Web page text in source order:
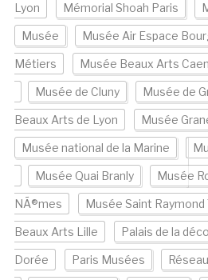
Lyon Mémorial Shoah Paris
Musée Musée Air Espace
Métiers Musée Beaux Arts Caen
Musée de Cluny Musée de
Beaux Arts de Lyon Musée
Musée national de la Marine
Musée Quai Branly Musée
NÃ®mes Musée Saint Raymond
Beaux Arts Lille Palais de la
Dorée Paris Musées